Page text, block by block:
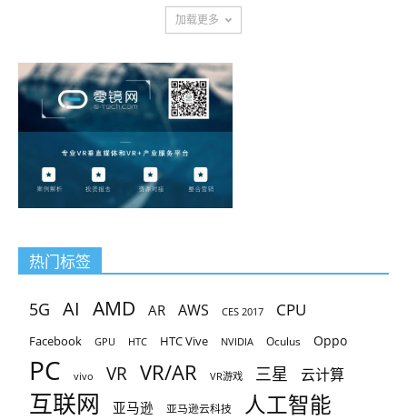
加载更多
热门标签
5G AI AMD AR AWS CES 2017 CPU
Facebook GPU HTC HTC Vive NVIDIA Oculus Oppo
PC vivo VR VR/AR VR游戏 三星 云计算
互联网 亚马逊 亚马逊云科技 人工智能